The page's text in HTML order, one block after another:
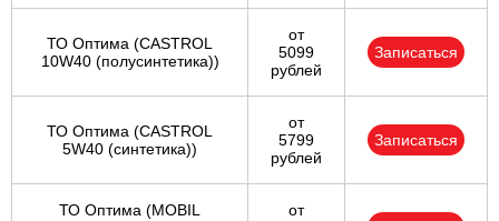
ТО Оптима (CASTROL
10W40 (полусинтетика))
от
5099
рублей
Записаться
ТО Оптима (CASTROL
5W40 (синтетика))
от
5799
рублей
Записаться
ТО Оптима (MOBIL
от